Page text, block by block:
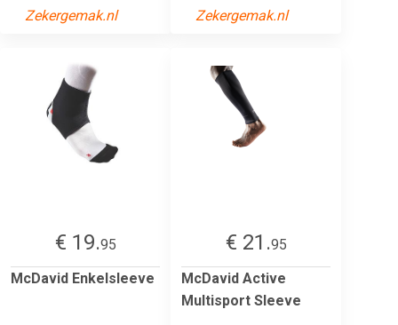
Zekergemak.nl Zekergemak.nl
€ 19.95
McDavid Enkelsleeve
€ 21.95
McDavid Active
Multisport Sleeve